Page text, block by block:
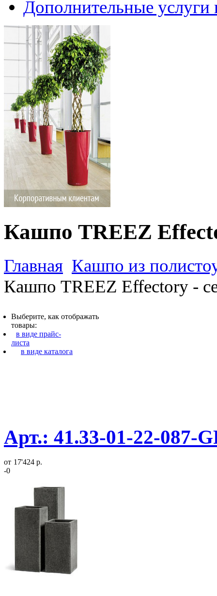
Дополнительные услуги
Кашпо TREEZ
Главная Кашпо из
Кашпо TREEZ Effectory -
Выберите, как отображать
товары:
в виде прайс-
листа
в виде каталога
Арт.: 41.33-01-22-087-
от 17'424 р.
-0